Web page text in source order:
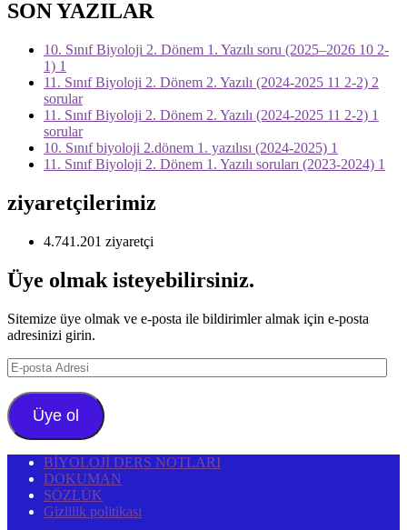
SON YAZILAR
10. Sınıf Biyoloji 2. Dönem 1. Yazılı soru (2025–2026 10 2-
1) 1
11. Sınıf Biyoloji 2. Dönem 2. Yazılı (2024-2025 11 2-2) 2
sorular
11. Sınıf Biyoloji 2. Dönem 2. Yazılı (2024-2025 11 2-2) 1
sorular
10. Sınıf biyoloji 2.dönem 1. yazılısı (2024-2025) 1
11. Sınıf Biyoloji 2. Dönem 1. Yazılı soruları (2023-2024) 1
ziyaretçilerimiz
4.741.201 ziyaretçi
Üye olmak isteyebilirsiniz.
Sitemize üye olmak ve e-posta ile bildirimler almak için e-posta
adresinizi girin.
E-
posta
Adresi
Üye ol
BİYOLOJİ DERS NOTLARI
DOKUMAN
SÖZLÜK
Gizlilik politikası